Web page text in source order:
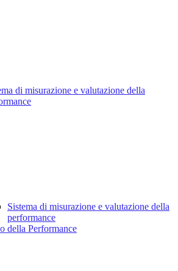
di misurazione e valutazione della
Sistema di misurazione e valutazione della
performance
della Performance